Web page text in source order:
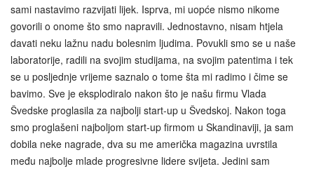
sami nastavimo razvijati lijek. Isprva, mi uopće nismo nikome
govorili o onome što smo napravili. Jednostavno, nisam htjela
davati neku lažnu nadu bolesnim ljudima. Povukli smo se u naše
laboratorije, radili na svojim studijama, na svojim patentima i tek
se u posljednje vrijeme saznalo o tome šta mi radimo i čime se
bavimo. Sve je eksplodiralo nakon što je našu firmu Vlada
Švedske proglasila za najbolji start-up u Švedskoj. Nakon toga
smo proglašeni najboljom start-up firmom u Skandinaviji, ja sam
dobila neke nagrade, dva su me američka magazina uvrstila
među najbolje mlade progresivne lidere svijeta. Jedini sam